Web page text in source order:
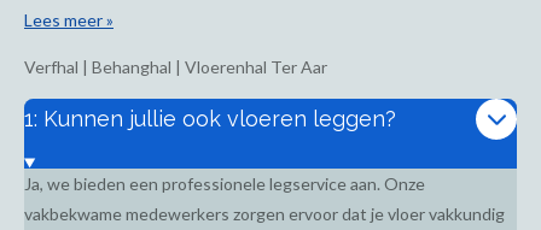
Lees meer »
Verfhal | Behanghal | Vloerenhal Ter Aar
1: Kunnen jullie ook vloeren leggen?
Ja, we bieden een professionele legservice aan. Onze
vakbekwame medewerkers zorgen ervoor dat je vloer vakkundig